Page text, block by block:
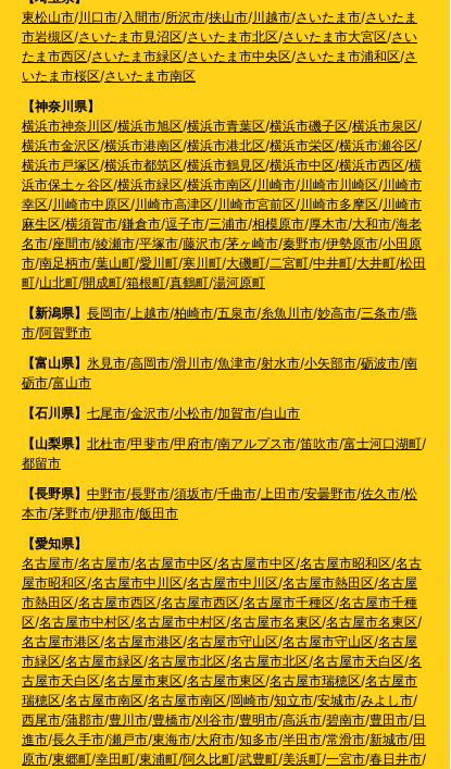
東松山市/川口市/入間市/所沢市/挟山市/川越市/さいたま市/さいたま
市岩槻区/さいたま市見沼区/さいたま市北区/さいたま市大宮区/さい
たま市西区/さいたま市緑区/さいたま市中央区/さいたま市浦和区/さ
いたま市桜区/さいたま市南区
【神奈川県】
横浜市神奈川区/横浜市旭区/横浜市青葉区/横浜市磯子区/横浜市泉区/
横浜市金沢区/横浜市港南区/横浜市港北区/横浜市栄区/横浜市瀬谷区/
横浜市戸塚区/横浜市都筑区/横浜市鶴見区/横浜市中区/横浜市西区/横
浜市保土ヶ谷区/横浜市緑区/横浜市南区/川崎市/川崎市川崎区/川崎市
幸区/川崎市中原区/川崎市高津区/川崎市宮前区/川崎市多摩区/川崎市
麻生区/横須賀市/鎌倉市/逗子市/三浦市/相模原市/厚木市/大和市/海老
名市/座間市/綾瀬市/平塚市/藤沢市/茅ヶ崎市/秦野市/伊勢原市/小田原
市/南足柄市/葉山町/愛川町/寒川町/大磯町/二宮町/中井町/大井町/松田
町/山北町/開成町/箱根町/真鶴町/湯河原町
【新潟県】 長岡市/上越市/柏崎市/五泉市/糸魚川市/妙高市/三条市/燕
市/阿賀野市
【富山県】 氷見市/高岡市/滑川市/魚津市/射水市/小矢部市/砺波市/南
砺市/富山市
【石川県】 七尾市/金沢市/小松市/加賀市/白山市
【山梨県】 北杜市/甲斐市/甲府市/南アルプス市/笛吹市/富士河口湖町/
都留市
【長野県】 中野市/長野市/須坂市/千曲市/上田市/安曇野市/佐久市/松
本市/茅野市/伊那市/飯田市
【愛知県】
名古屋市/名古屋市/名古屋市中区/名古屋市中区/名古屋市昭和区/名古
屋市昭和区/名古屋市中川区/名古屋市中川区/名古屋市熱田区/名古屋
市熱田区/名古屋市西区/名古屋市西区/名古屋市千種区/名古屋市千種
区/名古屋市中村区/名古屋市中村区/名古屋市名東区/名古屋市名東区/
名古屋市港区/名古屋市港区/名古屋市守山区/名古屋市守山区/名古屋
市緑区/名古屋市緑区/名古屋市北区/名古屋市北区/名古屋市天白区/名
古屋市天白区/名古屋市東区/名古屋市東区/名古屋市瑞穂区/名古屋市
瑞穂区/名古屋市南区/名古屋市南区/岡崎市/知立市/安城市/みよし市/
西尾市/蒲郡市/豊川市/豊橋市/刈谷市/豊明市/高浜市/碧南市/豊田市/日
進市/長久手市/瀬戸市/東海市/大府市/知多市/半田市/常滑市/新城市/田
原市/東郷町/幸田町/東浦町/阿久比町/武豊町/美浜町/一宮市/春日井市/